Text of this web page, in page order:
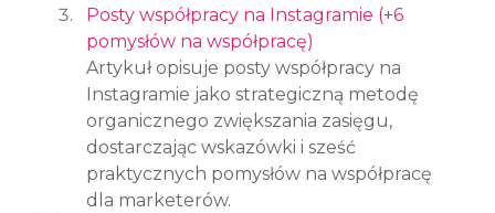
Posty współpracy na Instagramie (+6
pomysłów na współpracę)
Artykuł opisuje posty współpracy na
Instagramie jako strategiczną metodę
organicznego zwiększania zasięgu,
dostarczając wskazówki i sześć
praktycznych pomysłów na współpracę
dla marketerów.